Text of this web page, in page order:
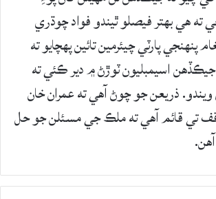
ته هي بهتر فيصلو ٿيندو فواد چوڌري
پنهنجي پارٽي چيئرمين تائين پهچايو ته
اسيمبليون ٽوڙڻ ۾ دير ڪئي ته
ذريعن جو چوڻ آهي ته عمران خان
تي قائم آهي ته ملڪ جي مسئلن جو حل